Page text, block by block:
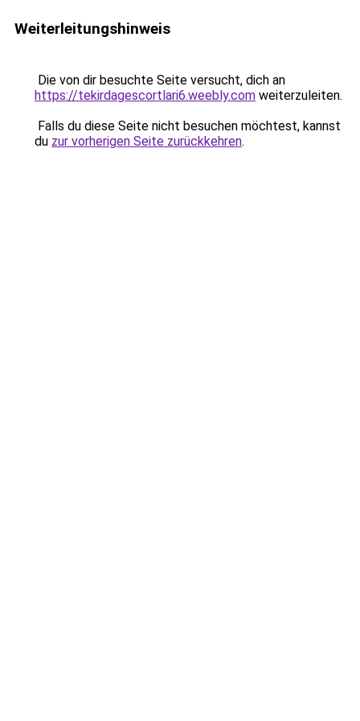
Weiterleitungshinweis
Die von dir besuchte Seite versucht, dich an
https://tekirdagescortlari6.weebly.com weiterzuleiten.
Falls du diese Seite nicht besuchen möchtest, kannst
du zur vorherigen Seite zurückkehren.